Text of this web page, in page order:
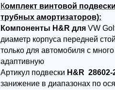
Комплект винтовой
трубных амортизаторов):
Компоненты H&R для VW
диаметр корпуса передней
только для автомобиля с
адаптивную
Артикул подвески H&R 28602-
занижение в диапазонах по